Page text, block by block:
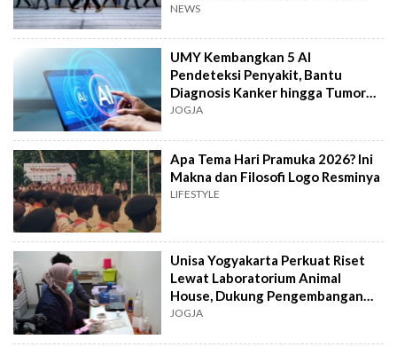
NEWS
UMY Kembangkan 5 AI
Pendeteksi Penyakit, Bantu
Diagnosis Kanker hingga Tumor
Otak Lebih Cepat
JOGJA
Apa Tema Hari Pramuka 2026? Ini
Makna dan Filosofi Logo Resminya
LIFESTYLE
Unisa Yogyakarta Perkuat Riset
Lewat Laboratorium Animal
House, Dukung Pengembangan
Kandidat Obat
JOGJA